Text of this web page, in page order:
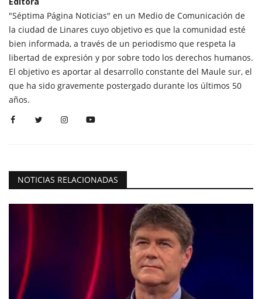
"Séptima Página Noticias" en un Medio de Comunicación de
la ciudad de Linares cuyo objetivo es que la comunidad esté
bien informada, a través de un periodismo que respeta la
libertad de expresión y por sobre todo los derechos humanos.
El objetivo es aportar al desarrollo constante del Maule sur, el
que ha sido gravemente postergado durante los últimos 50
años.
NOTICIAS RELACIONADAS